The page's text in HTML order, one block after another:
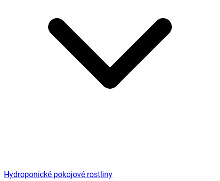
Hydroponické pokojové rostliny